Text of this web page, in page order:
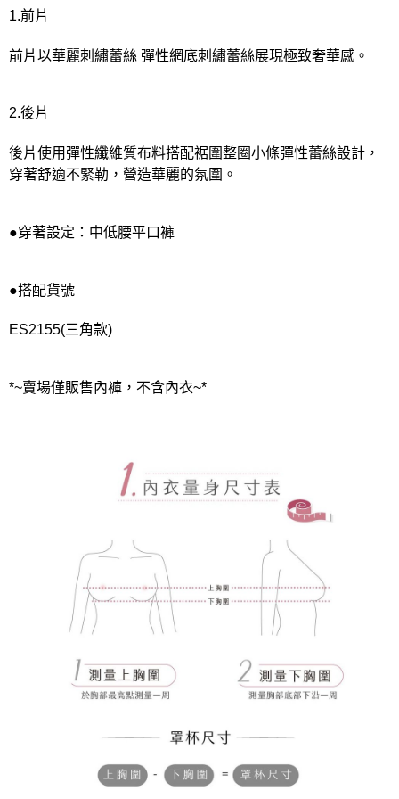
每筆NT$80，滿NT$1,000(含以上)免運費
離島
付款後門市自取
1.前片
前片以華麗刺繡蕾絲 彈性網底刺繡蕾絲展現極致奢華感。
2.後片
後片使用彈性纖維質布料搭配裾圍整圈小條彈性蕾絲設計，
穿著舒適不緊勒，營造華麗的氛圍。
●穿著設定：中低腰平口褲
●搭配貨號
ES2155(三角款)
*~賣場僅販售內褲，不含內衣~*